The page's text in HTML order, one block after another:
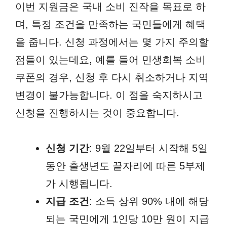
이번 지원금은 국내 소비 진작을 목표로 하
며, 특정 조건을 만족하는 국민들에게 혜택
을 줍니다. 신청 과정에서는 몇 가지 주의할
점들이 있는데요, 예를 들어 민생회복 소비
쿠폰의 경우, 신청 후 다시 취소하거나 지역
변경이 불가능합니다. 이 점을 숙지하시고
신청을 진행하시는 것이 중요합니다.
신청 기간: 9월 22일부터 시작해 5일
동안 출생년도 끝자리에 따른 5부제
가 시행됩니다.
지급 조건: 소득 상위 90% 내에 해당
되는 국민에게 1인당 10만 원이 지급